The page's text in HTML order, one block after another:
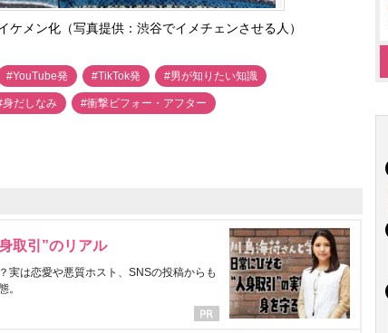
メン化（写真提供：渋谷でイメチェンさせる人）
#YouTube発 #TikTok発 #男が知りたい知識
身だしなみ #衝撃ビフォー・アフター
取引”のリアル
実は恋愛や悪質ホスト、SNSの投稿からも
。